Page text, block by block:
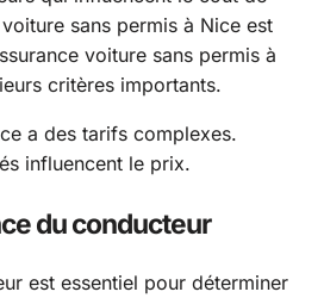
sans permis à Nice est
voiture sans permis à
critères importants.
a des tarifs complexes.
influencent le prix.
du conducteur
est essentiel pour déterminer